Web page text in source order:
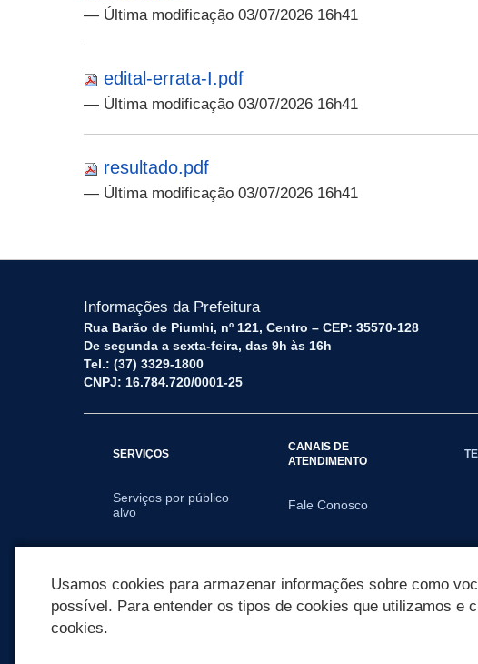
— Última modificação 03/07/2026 16h41
edital-errata-I.pdf
— Última modificação 03/07/2026 16h41
resultado.pdf
— Última modificação 03/07/2026 16h41
Informações da Prefeitura
Rua Barão de Piumhi, nº 121, Centro – CEP: 35570-128
De segunda a sexta-feira, das 9h às 16h
Tel.: (37) 3329-1800
CNPJ: 16.784.720/0001-25
SERVIÇOS
Serviços por público
alvo
CANAIS DE
ATENDIMENTO
Fale Conosco
Usamos cookies para armazenar informações sobre como
possível. Para entender os tipos de cookies que utilizamos
cookies.